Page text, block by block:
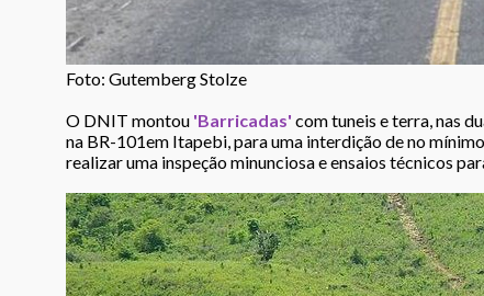
Foto: Gutemberg Stolze
O DNIT montou 'Barricadas' com tuneis e terra, nas
na BR-101em Itapebi, para uma interdição de no
realizar uma inspeção minunciosa e ensaios técnicos